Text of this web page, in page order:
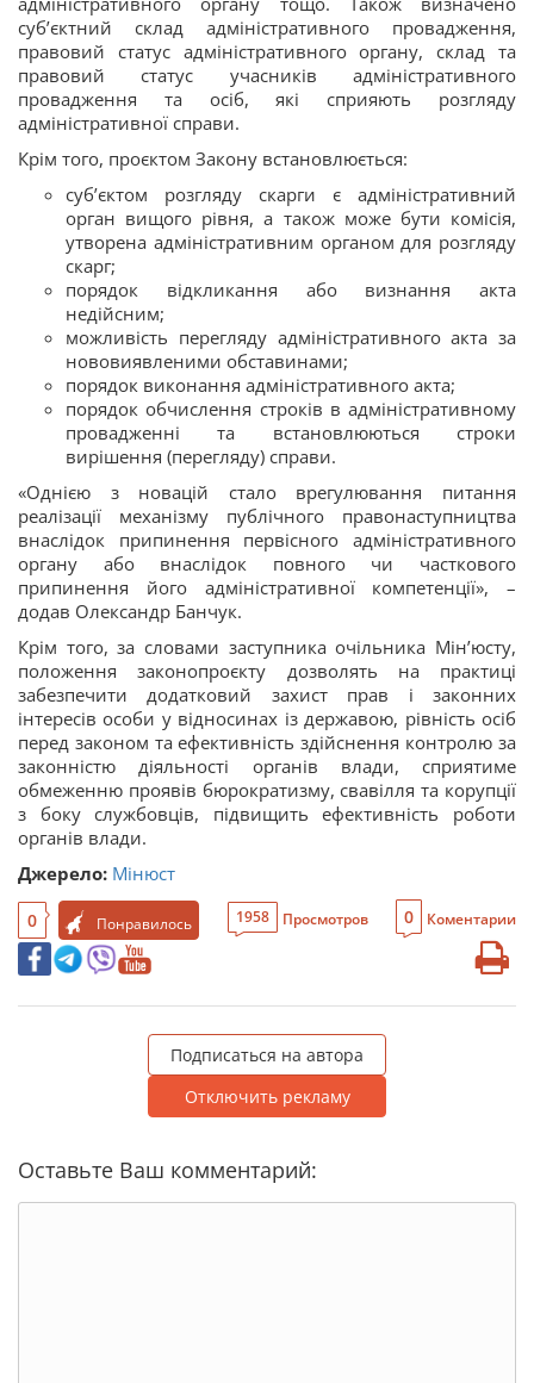
суб’єктний склад адміністративного провадження,
правовий статус адміністративного органу, склад та
правовий статус учасників адміністративного
провадження та осіб, які сприяють розгляду
адміністративної справи.
Крім того, проєктом Закону встановлюється:
суб’єктом розгляду скарги є адміністративний
орган вищого рівня, а також може бути комісія,
утворена адміністративним органом для розгляду
скарг;
порядок відкликання або визнання акта
недійсним;
можливість перегляду адміністративного акта за
нововиявленими обставинами;
порядок виконання адміністративного акта;
порядок обчислення строків в адміністративному
провадженні та встановлюються строки
вирішення (перегляду) справи.
«Однією з новацій стало врегулювання питання
реалізації механізму публічного правонаступництва
внаслідок припинення первісного адміністративного
органу або внаслідок повного чи часткового
припинення його адміністративної компетенції», –
додав Олександр Банчук.
Крім того, за словами заступника очільника Мін’юсту,
положення законопроєкту дозволять на практиці
забезпечити додатковий захист прав і законних
інтересів особи у відносинах із державою, рівність осіб
перед законом та ефективність здійснення контролю за
законністю діяльності органів влади, сприятиме
обмеженню проявів бюрократизму, свавілля та корупції
з боку службовців, підвищить ефективність роботи
органів влади.
Джерело: Мінюст
0 Понравилось 1958 Просмотров 0 Коментарии
Подписаться на автора
Отключить рекламу
Оставьте Ваш комментарий: